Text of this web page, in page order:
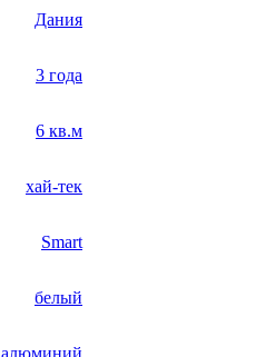
Дания
3 года
6 кв.м
хай-тек
Smart
белый
алюминий